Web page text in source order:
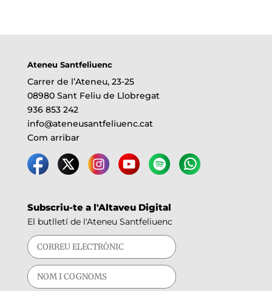
Ateneu Santfeliuenc
Carrer de l’Ateneu, 23-25
08980 Sant Feliu de Llobregat
936 853 242
info@ateneusantfeliuenc.cat
Com arribar
Subscriu-te a l'Altaveu Digital
El butlletí de l'Ateneu Santfeliuenc